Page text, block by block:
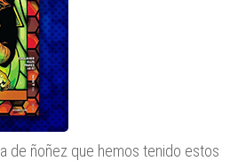
de ñoñez que hemos tenido estos